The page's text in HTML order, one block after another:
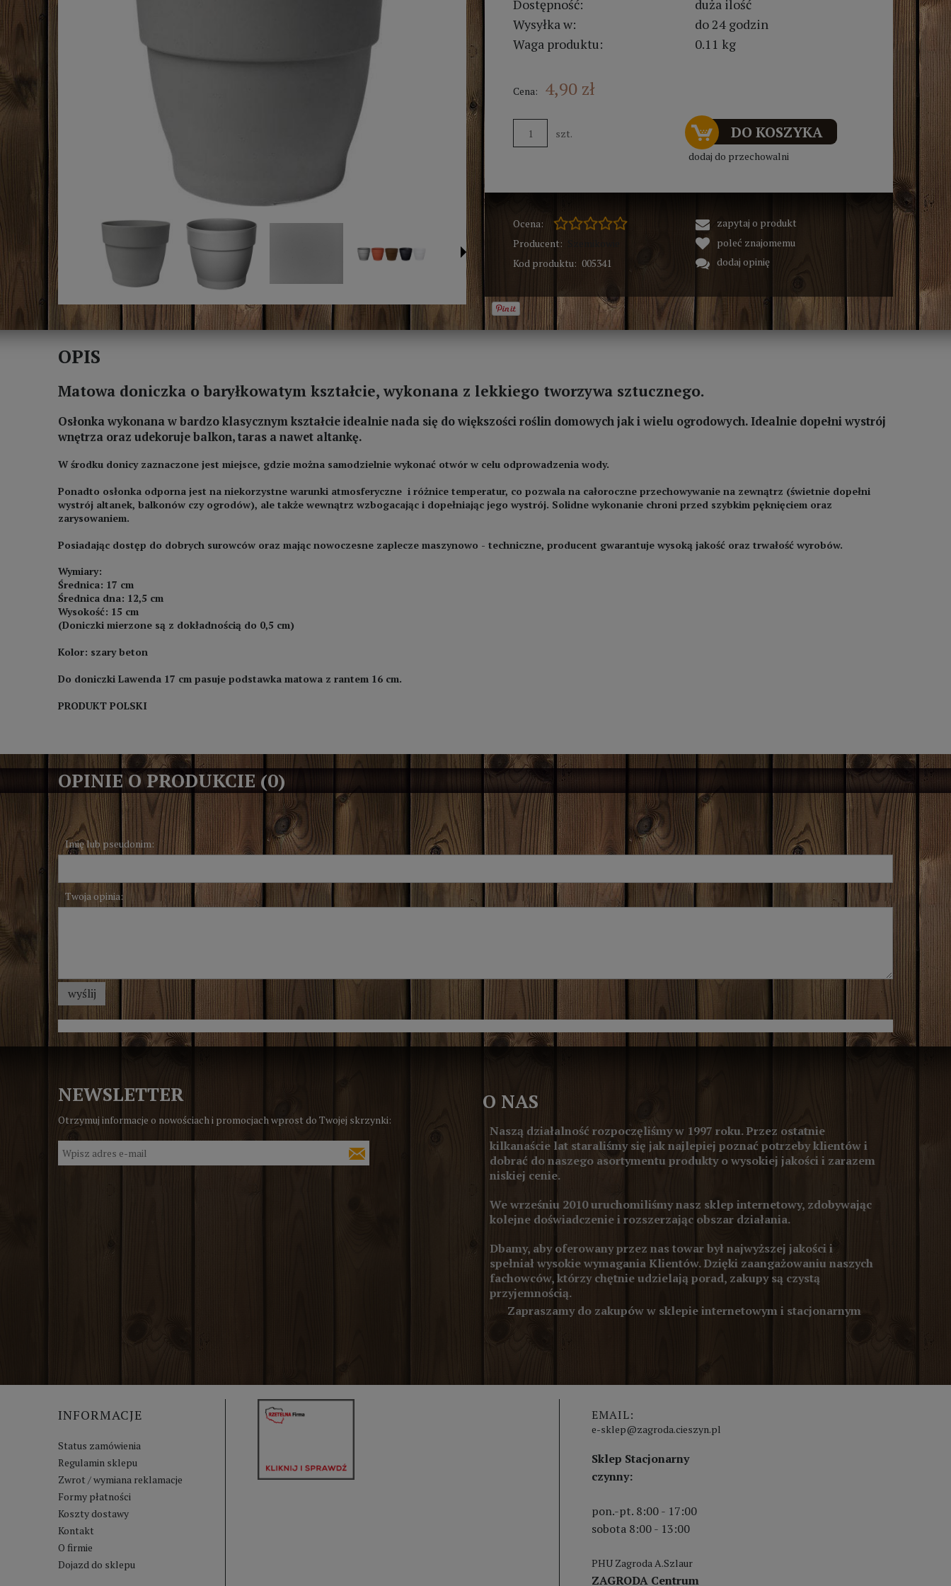
Dostępność:
duża ilość
Wysyłka w:
do 24 godzin
Waga produktu:
0.11 kg
Cena: 4,90 zł
szt. DO KOSZYKA
dodaj do przechowalni
Ocena:
Producent:
Kod produktu: 005341
zapytaj o produkt
poleć znajomemu
dodaj opinię
OPIS
Matowa doniczka o baryłkowatym kształcie, wykonana z lekkiego tworzywa sztucznego.
Osłonka wykonana w bardzo klasycznym kształcie idealnie nada się do większości roślin domowych jak i wielu ogrodowych. Idealnie dopełni wystrój
wnętrza oraz udekoruje balkon, taras a nawet altankę.
W środku donicy zaznaczone jest miejsce, gdzie można samodzielnie wykonać otwór w celu odprowadzenia wody.
Ponadto osłonka odporna jest na niekorzystne warunki atmosferyczne i różnice temperatur, co pozwala na całoroczne przechowywanie na zewnątrz (świetnie dopełni
wystrój altanek, balkonów czy ogrodów), ale także wewnątrz wzbogacając i dopełniając jego wystrój. Solidne wykonanie chroni przed szybkim pęknięciem oraz
zarysowaniem.
Posiadając dostęp do dobrych surowców oraz mając nowoczesne zaplecze maszynowo - techniczne, producent gwarantuje wysoką jakość oraz trwałość wyrobów.
Wymiary:
Średnica: 17 cm
Średnica dna: 12,5 cm
Wysokość: 15 cm
(Doniczki mierzone są z dokładnością do 0,5 cm)
Kolor: szary beton
Do doniczki Lawenda 17 cm pasuje podstawka matowa z rantem 16 cm.
PRODUKT POLSKI
OPINIE O PRODUKCIE (0)
Imię lub pseudonim:
Twoja opinia:
wyślij
NEWSLETTER
Otrzymuj informacje o nowościach i promocjach wprost do Twojej skrzynki:
O NAS
Naszą działalność rozpoczęliśmy w 1997 roku. Przez ostatnie
kilkanaście lat staraliśmy się jak najlepiej poznać potrzeby klientów i
dobrać do naszego asortymentu produkty o wysokiej jakości i zarazem
niskiej cenie.
We wrześniu 2010 uruchomiliśmy nasz sklep internetowy, zdobywając
kolejne doświadczenie i rozszerzając obszar działania.
Dbamy, aby oferowany przez nas towar był najwyższej jakości i
spełniał wysokie wymagania Klientów. Dzięki zaangażowaniu naszych
fachowców, którzy chętnie udzielają porad, zakupy są czystą
przyjemnością.
Zapraszamy do zakupów w sklepie internetowym i stacjonarnym
INFORMACJE
Status zamówienia
Regulamin sklepu
Zwrot / wymiana reklamacje
Formy płatności
Koszty dostawy
Kontakt
O firmie
Dojazd do sklepu
EMAIL:
e-sklep@zagroda.cieszyn.pl
Sklep Stacjonarny
czynny:
pon.-pt. 8:00 - 17:00
sobota 8:00 - 13:00
PHU Zagroda A.Szlaur
ZAGRODA Centrum